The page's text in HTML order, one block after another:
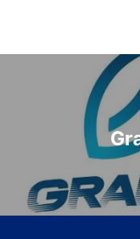
Navigation
l’article